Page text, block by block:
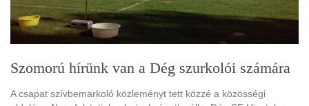
Szomorú hírünk van a Dég szurkolói számára
A csapat szívbemarkoló közleményt tett közzé a közösségi